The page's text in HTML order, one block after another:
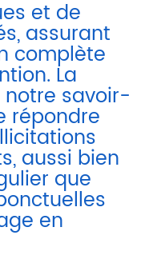
et de
assurant
complète
La
savoir-
répondre
aussi bien
que
en